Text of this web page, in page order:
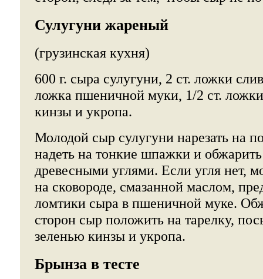
Сулугуни жареный
(грузинская кухня)
600 г. сыра сулугуни, 2 ст. ложки
ложка пшеничной муки, 1/2 ст.
кинзы и укропа.
Молодой сыр сулугуни нарезать на
надеть на тонкие шпажки и
древесными углями. Если угля нет,
на сковороде, смазанной маслом,
ломтики сыра в пшеничной муке.
сторон сыр положить на тарелку,
зеленью кинзы и укропа.
Брынза в тесте